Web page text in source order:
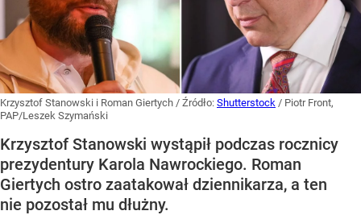
Krzysztof Stanowski i Roman Giertych / Źródło: Shutterstock / Piotr Front,
PAP/Leszek Szymański
Krzysztof Stanowski wystąpił podczas rocznicy
prezydentury Karola Nawrockiego. Roman
Giertych ostro zaatakował dziennikarza, a ten
nie pozostał mu dłużny.